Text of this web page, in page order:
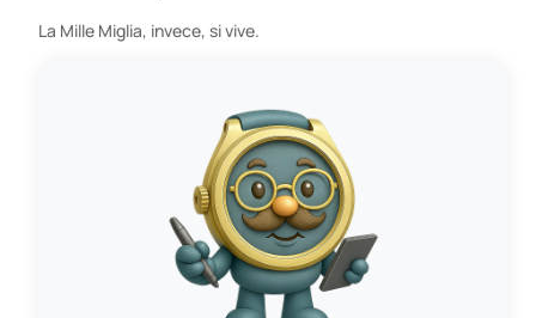
La Mille Miglia, invece, si vive.